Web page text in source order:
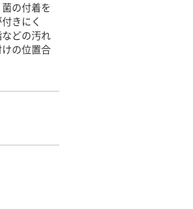
の付着を
きにく
どの汚れ
の位置合